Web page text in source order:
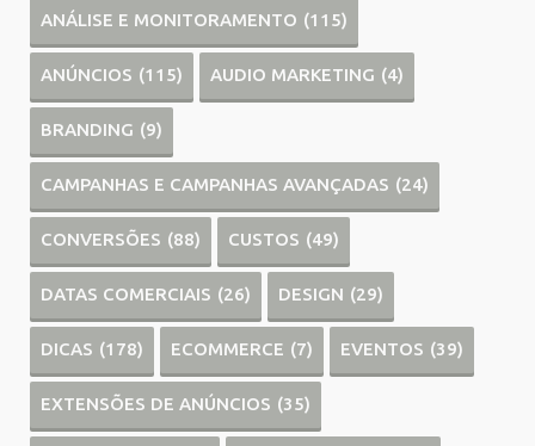
ANÁLISE E MONITORAMENTO (115)
ANÚNCIOS (115) AUDIO MARKETING (4)
BRANDING (9)
CAMPANHAS E CAMPANHAS AVANÇADAS (24)
CONVERSÕES (88) CUSTOS (49)
DATAS COMERCIAIS (26) DESIGN (29)
DICAS (178) ECOMMERCE (7) EVENTOS (39)
EXTENSÕES DE ANÚNCIOS (35)